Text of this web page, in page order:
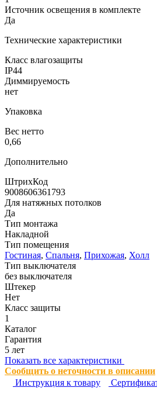
Источник освещения в комплекте
Да
Технические характеристики
Класс влагозащиты
IP44
Диммируемость
нет
Упаковка
Вес нетто
0,66
Дополнительно
ШтрихКод
9008606361793
Для натяжных потолков
Да
Тип монтажа
Накладной
Тип помещения
Гостиная, Спальня, Прихожая, Холл
Тип выключателя
без выключателя
Штекер
Нет
Класс защиты
1
Каталог
Гарантия
5 лет
Показать все характеристики
Сообщить о неточности в описании
Инструкция к товару